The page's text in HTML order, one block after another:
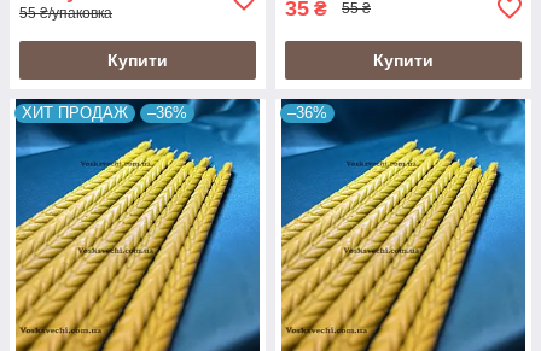
55 ₴/упаковка
Купити
35 ₴ 55 ₴
Купити
ХИТ ПРОДАЖ –36% –36%